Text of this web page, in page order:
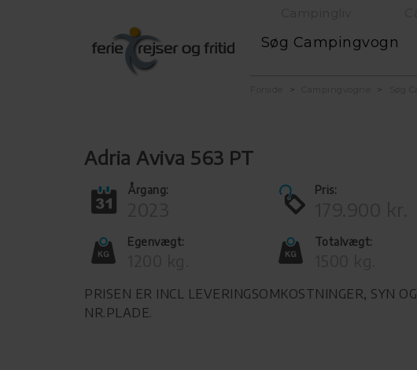
Søg Campingvogn
Adria Aviva 563 PT
Årgang: Pris:
Egenvægt: Totalvægt:
PRISEN ER INCL LEVERINGSOMKOSTNINGER, SYN OG
NR.PLADE.